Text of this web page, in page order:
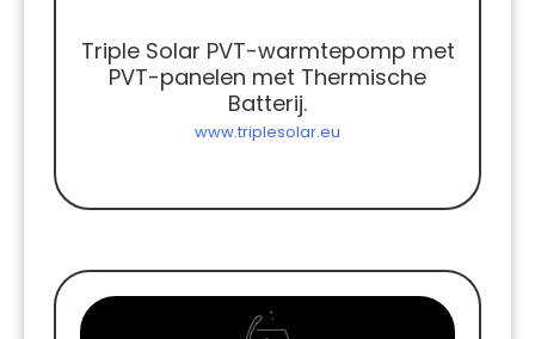
Triple Solar PVT-warmtepomp met
PVT-panelen met Thermische
Batterij.
www.triplesolar.eu